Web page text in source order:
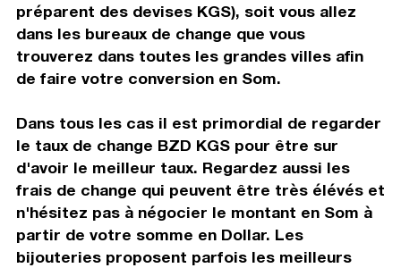
préparent des devises KGS), soit vous allez
dans les bureaux de change que vous
trouverez dans toutes les grandes villes afin
de faire votre conversion en Som.
Dans tous les cas il est primordial de regarder
le taux de change BZD KGS pour être sur
d'avoir le meilleur taux. Regardez aussi les
frais de change qui peuvent être très élévés et
n'hésitez pas à négocier le montant en Som à
partir de votre somme en Dollar. Les
bijouteries proposent parfois les meilleurs